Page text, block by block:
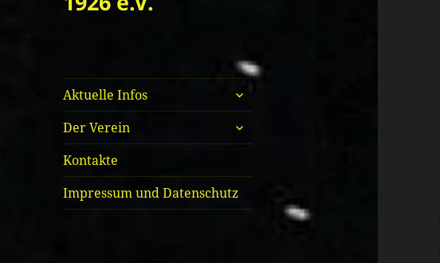
Aktuelle Infos
untermenü
öffnen
Der Verein
untermenü
öffnen
Kontakte
Impressum und Datenschutz